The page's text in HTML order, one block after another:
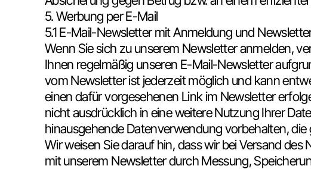
5. Werbung per E-Mail
5.1 E-Mail-Newsletter mit Anmeldung und
Wenn Sie sich zu unserem Newsletter anmelden,
Ihnen regelmäßig unseren E-Mail-Newsletter
vom Newsletter ist jederzeit möglich und kann
einen dafür vorgesehenen Link im Newsletter
nicht ausdrücklich in eine weitere Nutzung Ihrer
hinausgehende Datenverwendung vorbehalten, die
Wir weisen Sie darauf hin, dass wir bei Versand
mit unserem Newsletter durch Messung,